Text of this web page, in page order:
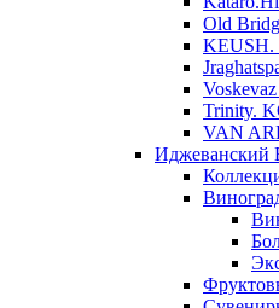
Old
KEUSH.
Trinity.
VAN
Иджеванский